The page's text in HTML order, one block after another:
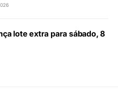
lote extra para sábado, 8